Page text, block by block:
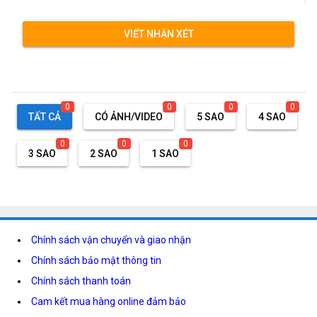
VIẾT NHẬN XÉT
TẤT CẢ
0
CÓ ẢNH/VIDEO
0
5 SAO
0
4 SAO
0
3 SAO
0
2 SAO
0
1 SAO
0
Chính sách vận chuyển và giao nhận
Chính sách bảo mật thông tin
Chính sách thanh toán
Cam kết mua hàng online đảm bảo